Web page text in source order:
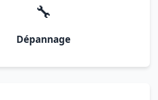
🔧
Dépannage